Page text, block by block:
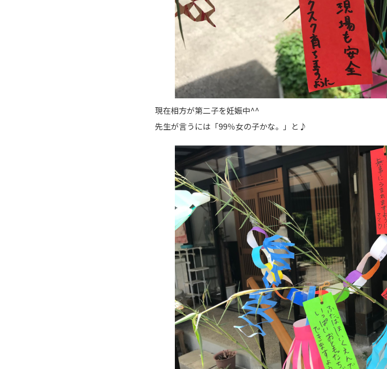
現在相方が第二子を妊娠中^^
先生が言うには「99％女の子かな。」と♪